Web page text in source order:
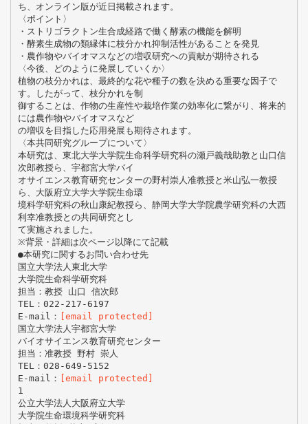
ち、オンライン版が近日掲載されます。
〈ポイント〉
・ストリゴラクトン生合成経路で働く酵素の機能を解明
・酵素生成物の類縁体に枝分かれ抑制活性があることを発見
・農作物やバイオマスなどの増収研究への貢献が期待される
〈今後、どのように発展していくか〉
植物の枝分かれは、最終的な花や種子の数を決める重要な因子で
す。したがって、枝分かれを制
御することは、作物の生産性や栽培作業の効率化に繋がり、将来的
には農作物やバイオマスなど
の増収を目指した応用発展も期待されます。
〈本共同研究グループについて〉
本研究は、東北大学大学院生命科学研究科の瀬戸義哉助教と山口信
次郎教授ら、宇都宮大学バイ
オサイエンス教育研究センターの野村崇人准教授と米山弘一教授
ら、大阪府立大学大学院生命環
境科学研究科の秋山康紀教授ら、静岡大学大学院農学研究科の大西
利幸准教授との共同研究とし
て実施されました。
※背景・詳細は次ページ以降にて記載
●本研究に関するお問い合わせ先
国立大学法人東北大学
大学院生命科学研究科
担当：教授 山口 信次郎
TEL：022-217-6197
E-mail： [email protected]
国立大学法人宇都宮大学
バイオサイエンス教育研究センター
担当：准教授 野村 崇人
TEL：028-649-5152
E-mail： [email protected]
1
公立大学法人大阪府立大学
大学院生命環境科学研究科